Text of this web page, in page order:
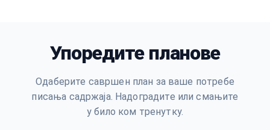
Упоредите планове
Одаберите савршен план за ваше потребе
писања садржаја. Надоградите или смањите
у било ком тренутку.